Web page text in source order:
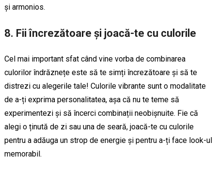
și armonios.
8. Fii încrezătoare și joacă-te cu culorile
Cel mai important sfat când vine vorba de combinarea
culorilor îndrăznețe este să te simți încrezătoare și să te
distrezi cu alegerile tale! Culorile vibrante sunt o modalitate
de a-ți exprima personalitatea, așa că nu te teme să
experimentezi și să încerci combinații neobișnuite. Fie că
alegi o ținută de zi sau una de seară, joacă-te cu culorile
pentru a adăuga un strop de energie și pentru a-ți face look-ul
memorabil.